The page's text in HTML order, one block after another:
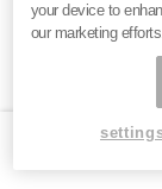
しかもその後
では5パーセ
your device to
our marketing